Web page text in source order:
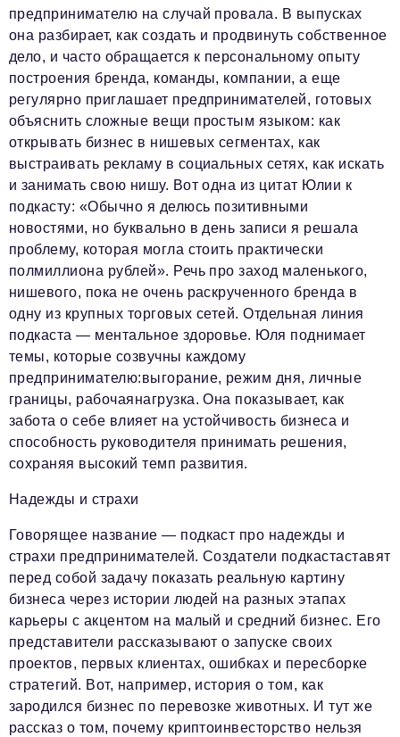
предпринимателю на случай провала. В выпусках
она разбирает, как создать и продвинуть собственное
дело, и часто обращается к персональному опыту
построения бренда, команды, компании, а еще
регулярно приглашает предпринимателей, готовых
объяснить сложные вещи простым языком: как
открывать бизнес в нишевых сегментах, как
выстраивать рекламу в социальных сетях, как искать
и занимать свою нишу. Вот одна из цитат Юлии к
подкасту: «Обычно я делюсь позитивными
новостями, но буквально в день записи я решала
проблему, которая могла стоить практически
полмиллиона рублей». Речь про заход маленького,
нишевого, пока не очень раскрученного бренда в
одну из крупных торговых сетей. Отдельная линия
подкаста — ментальное здоровье. Юля поднимает
темы, которые созвучны каждому
предпринимателю:выгорание, режим дня, личные
границы, рабочаянагрузка. Она показывает, как
забота о себе влияет на устойчивость бизнеса и
способность руководителя принимать решения,
сохраняя высокий темп развития.
Надежды и страхи
Говорящее название — подкаст про надежды и
страхи предпринимателей. Создатели подкастаставят
перед собой задачу показать реальную картину
бизнеса через истории людей на разных этапах
карьеры с акцентом на малый и средний бизнес. Его
представители рассказывают о запуске своих
проектов, первых клиентах, ошибках и пересборке
стратегий. Вот, например, история о том, как
зародился бизнес по перевозке животных. И тут же
рассказ о том, почему криптоинвесторство нельзя